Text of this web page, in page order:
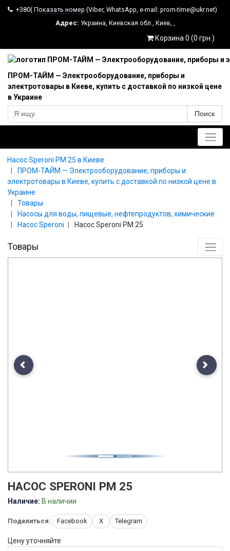
+380( Показать номер (Viber, WhatsApp, e-mail: prom-time@ukr.net)
Адрес: Украина, Киевская обл., Киев, ,
Корзина 0 (0 грн.)
ПРОМ-ТАЙМ — Электрооборудование, приборы и
электротовары в Киеве, купить с доставкой по низкой цене
в Украине
Поиск
Насос Speroni PM 25 в Киеве
ПРОМ-ТАЙМ — Электрооборудование, приборы и
электротовары в Киеве, купить с доставкой по низкой цене в
Украине
Товары
Насосы для воды, пищевые, нефтепродуктов, химические
Насос Speroni
Насос Speroni PM 25
Товары
Previous Next
НАСОС SPERONI PM 25
Наличие: В наличии
Поделиться: Facebook X Telegram
Цену уточняйте